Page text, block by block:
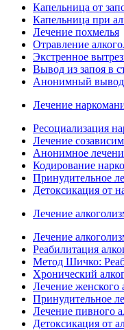
Капельница от
Капельница при
Лечение похмелья
Отравление
Экстренное
Вывод из запоя в
Анонимный вывод
Лечение
Ресоциализация
Лечение
Анонимное
Кодирование
Принудительное
Детоксикация от
Лечение
Лечение
Реабилитация
Метод Шичко:
Хронический
Лечение женского
Принудительное
Лечение пивного
Детоксикация от